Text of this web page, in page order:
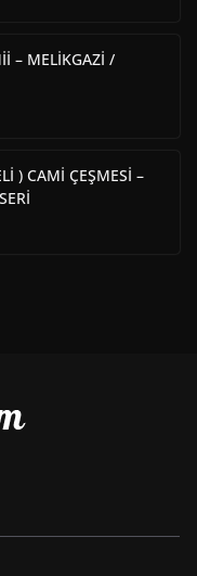
– MELİKGAZİ /
) CAMİ ÇEŞMESİ –